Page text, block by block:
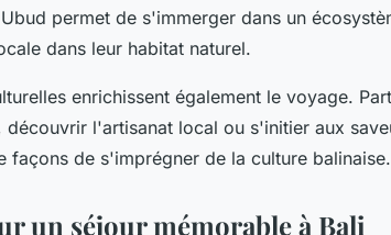
permet de s'immerger dans un
dans leur habitat naturel.
enrichissent également le voyage.
découvrir l'artisanat local ou s'initier aux
façons de s'imprégner de la culture balinaise.
un séjour mémorable à Bali